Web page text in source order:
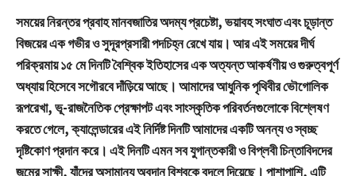
সময়ের নিরন্তর প্রবাহ মানবজাতির অদম্য প্রচেষ্টা, ভয়াবহ সংঘাত এবং চূড়ান্ত
বিজয়ের এক গভীর ও সুদূরপ্রসারী পদচিহ্ন রেখে যায়। আর এই সময়ের দীর্ঘ
পরিক্রমায় ১৫ মে দিনটি বৈশ্বিক ইতিহাসের এক অত্যন্ত আকর্ষণীয় ও গুরুত্বপূর্ণ
অধ্যায় হিসেবে সগৌরবে দাঁড়িয়ে আছে। আমাদের আধুনিক পৃথিবীর ভৌগোলিক
রূপরেখা, ভূ-রাজনৈতিক প্রেক্ষাপট এবং সাংস্কৃতিক পরিবর্তনগুলোকে বিশ্লেষণ
করতে গেলে, ক্যালেন্ডারের এই নির্দিষ্ট দিনটি আমাদের একটি অনন্য ও স্বচ্ছ
দৃষ্টিকোণ প্রদান করে। এই দিনটি এমন সব যুগান্তকারী ও বিপ্লবী চিন্তাবিদদের
জন্মের সাক্ষী, যাঁদের অসামান্য অবদান বিশ্বকে বদলে দিয়েছে। পাশাপাশি, এটি